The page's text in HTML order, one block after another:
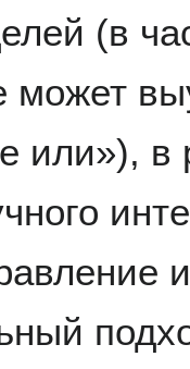
(в
может
или»), в